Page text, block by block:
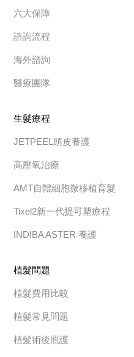
六大保障
諮詢流程
海外諮詢
醫療團隊
生髮療程
JETPEEL頭皮養護
高壓氧治療
AMT自體細胞微移植育髮
Tixel2新一代提可塑療程
INDIBA ASTER 養護
植髮問題
植髮費用比較
植髮常見問題
植髮術後照護